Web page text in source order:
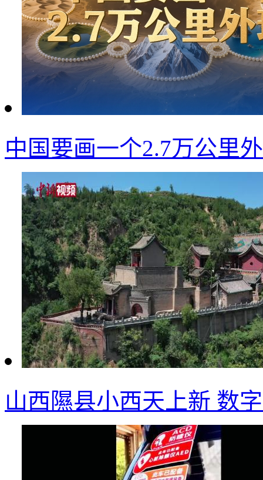
中国要画一个2.7万公里
山西隰县小西天上新 数